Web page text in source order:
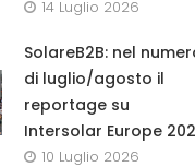
14 Luglio 2026
SolareB2B: nel
di luglio/agosto il
reportage su
Intersolar Europe
10 Luglio 2026